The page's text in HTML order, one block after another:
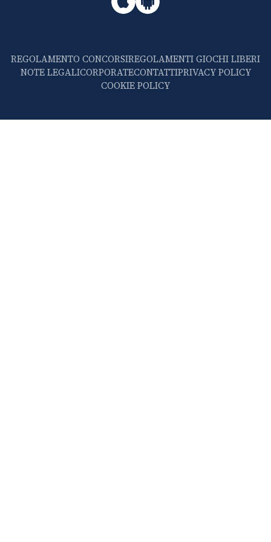
REGOLAMENTO CONCORSIREGOLAMENTI GIOCHI LIBERI
NOTE LEGALICORPORATECONTATTIPRIVACY POLICY
COOKIE POLICY